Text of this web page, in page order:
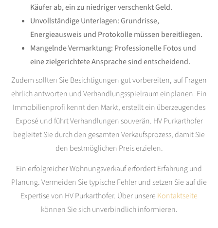
Käufer ab, ein zu niedriger verschenkt Geld.
Unvollständige Unterlagen: Grundrisse,
Energieausweis und Protokolle müssen bereitliegen.
Mangelnde Vermarktung: Professionelle Fotos und
eine zielgerichtete Ansprache sind entscheidend.
Zudem sollten Sie Besichtigungen gut vorbereiten, auf Fragen
ehrlich antworten und Verhandlungsspielraum einplanen. Ein
Immobilienprofi kennt den Markt, erstellt ein überzeugendes
Exposé und führt Verhandlungen souverän. HV Purkarthofer
begleitet Sie durch den gesamten Verkaufsprozess, damit Sie
den bestmöglichen Preis erzielen.
Ein erfolgreicher Wohnungsverkauf erfordert Erfahrung und
Planung. Vermeiden Sie typische Fehler und setzen Sie auf die
Expertise von HV Purkarthofer. Über unsere Kontaktseite
können Sie sich unverbindlich informieren.